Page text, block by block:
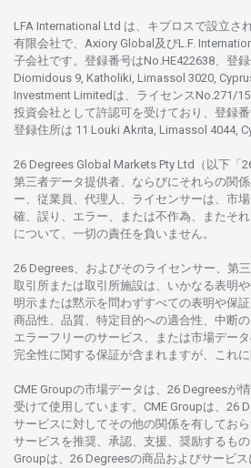
LFA International Ltd は、 キプロスで設立さ
有限会社で、Axiory Global 及びL.F.
子会社です。 登録番号はNo.HE422638、 登
Diomidous 9, Katholiki, Limassol 3020,
Investment Limitedは、 ライセンスNo.271/
投資会社として許認可を受けており、 登録
登録住所は 11 Louki Akrita, Limassol 4044,
26 Degrees Global Markets Pty Ltd（以下「
第三者データ提供者、ならびにそれらの関
ー、従業員、代理人、ライセンサーは、 市場
確、誤り、エラー、
または不作為、 またそ
について、 一切の責任を負いません。
26 Degrees、 およびそのライセンサー、 第
取引所または取引所施設は、いかなる表明や
明示または黙示を 問わずすべての表明や保
商品性、品質、 特定目的への適合性、 中断
エラーフリーのサービス、 または市場デー
完全性に関する保証が含まれますが、これに
CME Groupの市場データは、26 Degreesが
受けて使用しています。 CME Groupは、26
サービスに対してその他の関係を有してお
サービスを推奨、承認、支援、 奨励するもの
Groupは、26 Degreesの商品およびサービス